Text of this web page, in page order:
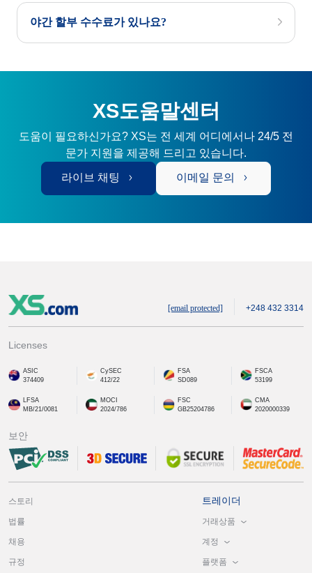
야간 할부 수수료가 있나요?
XS도움말센터
도움이 필요하신가요? XS는 전 세계 어디에서나 24/5 전
문가 지원을 제공해 드리고 있습니다.
라이브 채팅 이메일 문의
[email protected] +248 432 3314
Licenses
ASIC
374409
CySEC
412/22
FSA
SD089
FSCA
53199
LFSA
MB/21/0081
MOCI
2024/786
FSC
GB25204786
CMA
2020000339
보안
스토리
법률
채용
규정
트레이더
거래상품
계정
플랫폼